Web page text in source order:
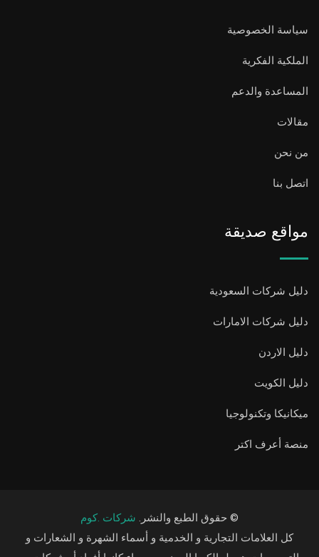
سياسة الخصوصية
الملكية الفكرية
المساعدة والدعم
مقالات
من نحن
اتصل بنا
مواقع صديقة
دليل شركات السعودية
دليل شركات الامارات
دليل الاردن
دليل الكويت
ميكانيكا وتكنولوجيا
منصة أعرف اكتر
© حقوق الطبع والنشر. شركات .كوم
كل العلامات التجارية و الخدمية و أسماء الشهرة و الشعارات و